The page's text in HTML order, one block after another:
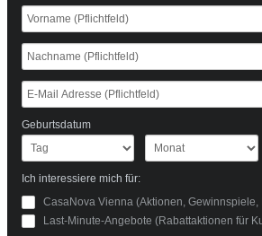
Geburtsdatum
Ich interessiere mich für:
CasaNova Vienna (Aktionen, Gewinnspiele,
Last-Minute-Angebote (Rabattaktionen für